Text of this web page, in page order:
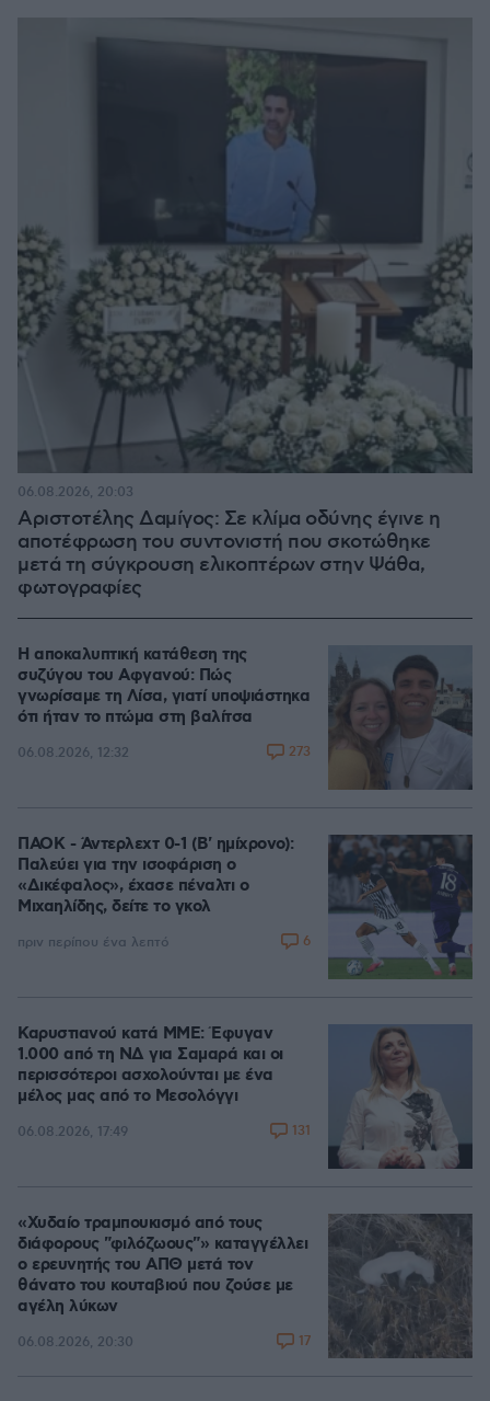
Αριστοτέλης Δαμίγος: Σε κλίμα οδύνης έγινε η
αποτέφρωση του συντονιστή που σκοτώθηκε
μετά τη σύγκρουση ελικοπτέρων στην Ψάθα,
φωτογραφίες
06.08.2026, 20:03
Η αποκαλυπτική κατάθεση της
συζύγου του Αφγανού: Πώς
γνωρίσαμε τη Λίσα, γιατί υποψιάστηκα
ότι ήταν το πτώμα στη βαλίτσα
06.08.2026, 12:32 273
ΠΑΟΚ - Άντερλεχτ 0-1 (Β' ημίχρονο):
Παλεύει για την ισοφάριση ο
«Δικέφαλος», έχασε πέναλτι ο
Μιχαηλίδης, δείτε το γκολ
πριν περίπου ένα λεπτό 6
Καρυστιανού κατά ΜΜΕ: Έφυγαν
1.000 από τη ΝΔ για Σαμαρά και οι
περισσότεροι ασχολούνται με ένα
μέλος μας από το Μεσολόγγι
06.08.2026, 17:49 131
«Χυδαίο τραμπουκισμό από τους
διάφορους "φιλόζωους"» καταγγέλλει
ο ερευνητής του ΑΠΘ μετά τον
θάνατο του κουταβιού που ζούσε με
αγέλη λύκων
06.08.2026, 20:30 17